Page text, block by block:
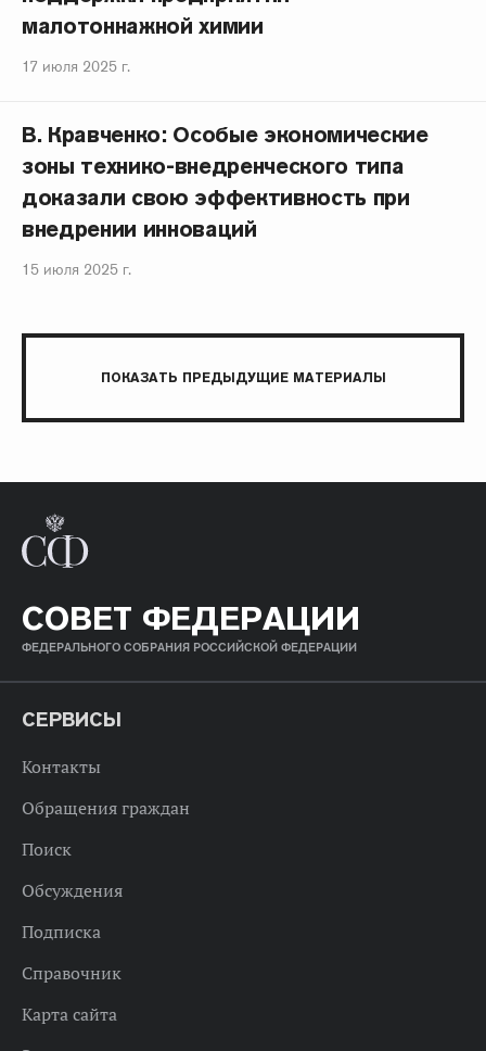
малотоннажной химии
17 июля 2025 г.
В. Кравченко: Особые экономические
зоны технико-внедренческого типа
доказали свою эффективность при
внедрении инноваций
15 июля 2025 г.
ПОКАЗАТЬ ПРЕДЫДУЩИЕ МАТЕРИАЛЫ
СОВЕТ ФЕДЕРАЦИИ
ФЕДЕРАЛЬНОГО СОБРАНИЯ РОССИЙСКОЙ ФЕДЕРАЦИИ
СЕРВИСЫ
Контакты
Обращения граждан
Поиск
Обсуждения
Подписка
Справочник
Карта сайта